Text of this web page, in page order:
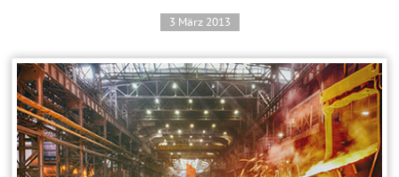
3 März 2013